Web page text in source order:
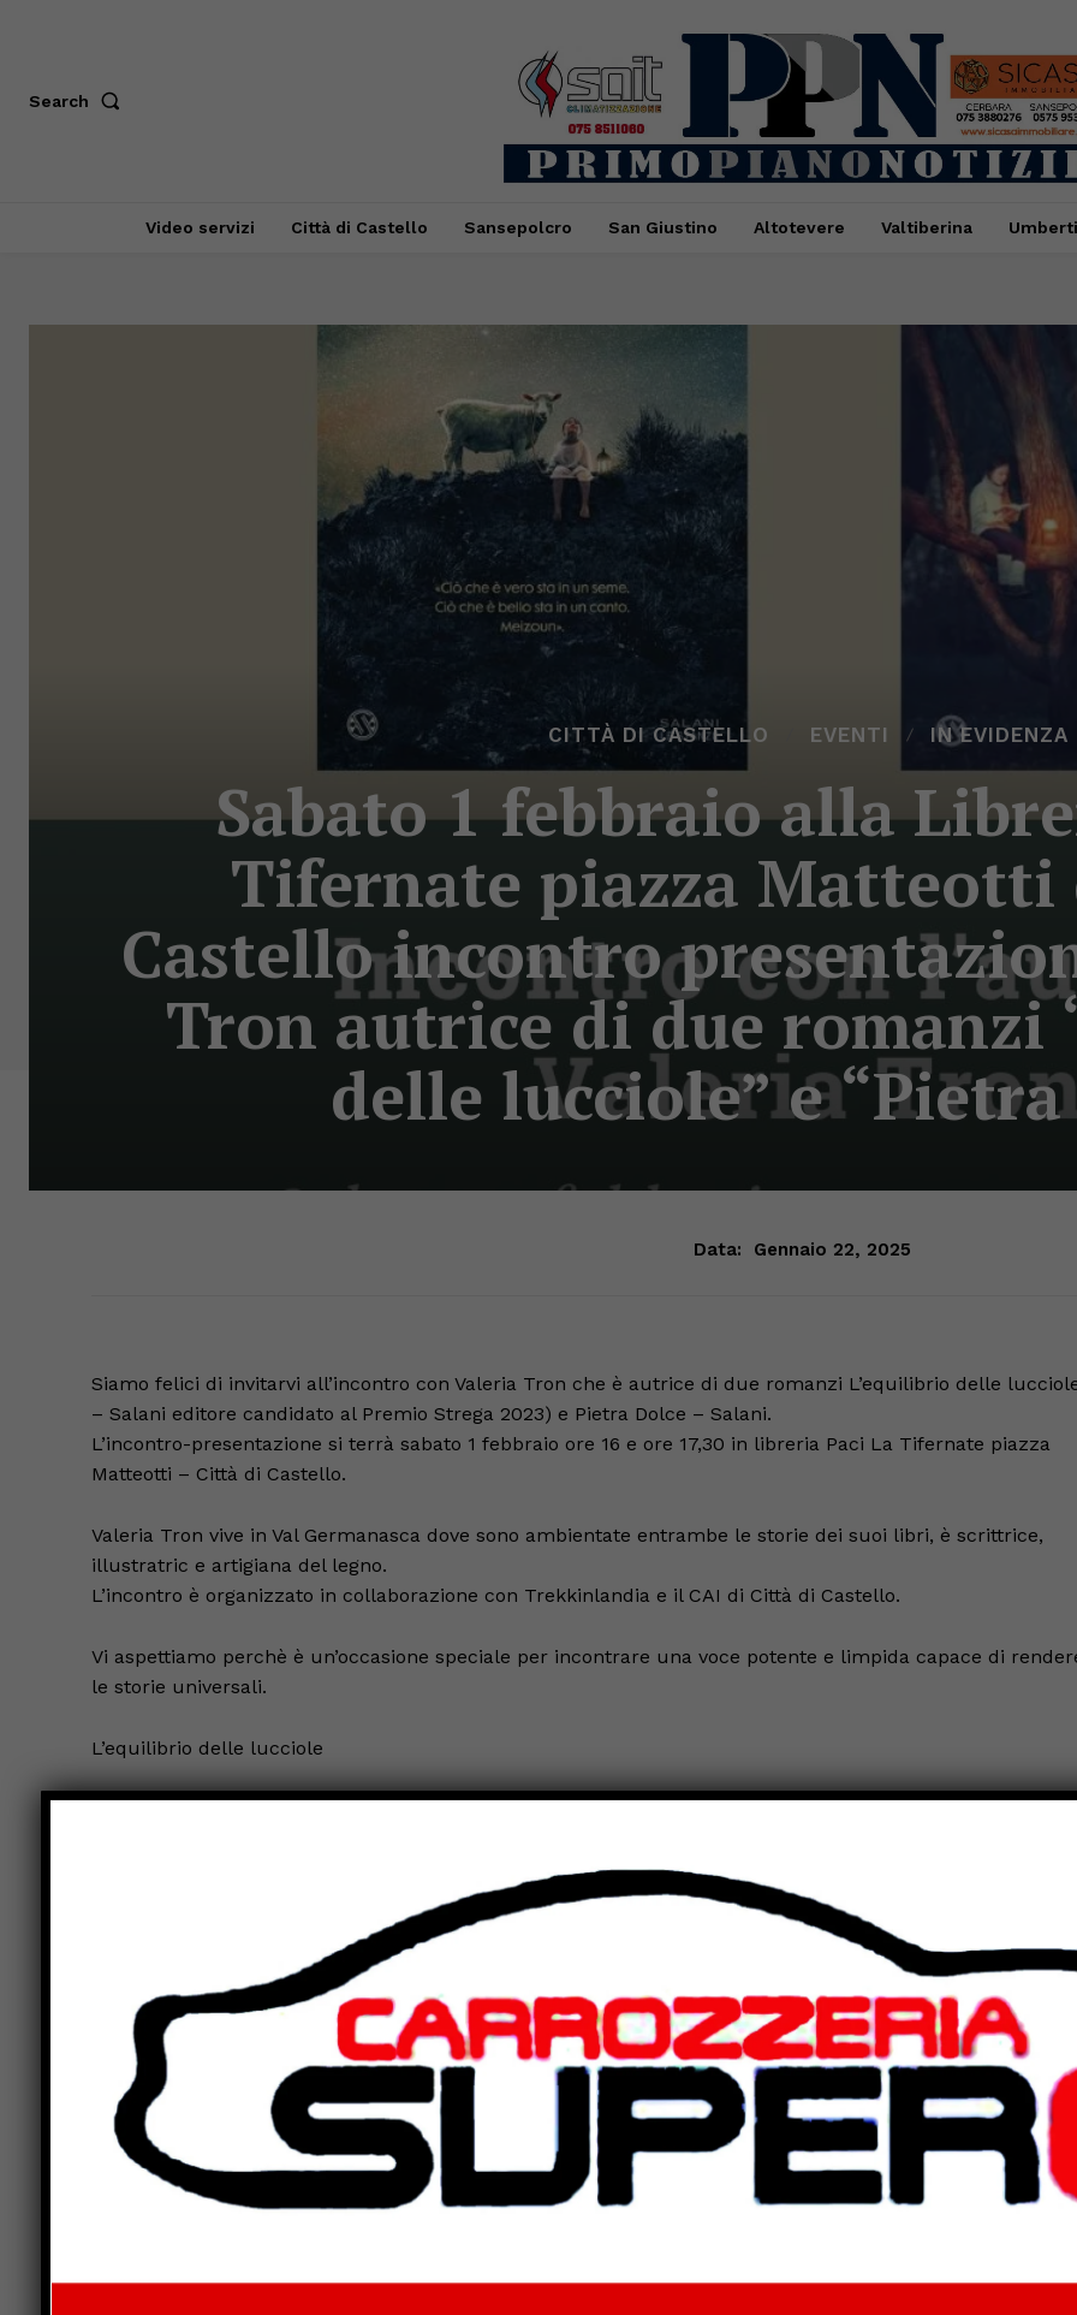
Search
Video servizi Città di Castello Sansepolcro San Giustino Altotevere Valtiberina
CITTÀ DI CASTELLO EVENTI IN EVIDENZA
Sabato 1 febbraio alla
Tifernate piazza
Castello incontro
Tron autrice di due romanzi
delle lucciole” e “Pietra
Data: Gennaio 22, 2025
Siamo felici di invitarvi all’incontro con Valeria Tron che è autrice di due romanzi L’equilibrio delle
– Salani editore candidato al Premio Strega 2023) e Pietra Dolce – Salani.
L’incontro-presentazione si terrà sabato 1 febbraio ore 16 e ore 17,30 in libreria Paci La Tifernate piazza
Matteotti – Città di Castello.
Valeria Tron vive in Val Germanasca dove sono ambientate entrambe le storie dei suoi libri, è scrittrice,
illustratric e artigiana del legno.
L’incontro è organizzato in collaborazione con Trekkinlandia e il CAI di Città di Castello.
Vi aspettiamo perchè è un’occasione speciale per incontrare una voce potente e limpida capace di
le storie universali.
L’equilibrio delle lucciole
Germanasca: una terra resistente dove si parla una lingua antica e poetica. È lì per rifugiarsi nel respiro
lungo della sua infanzia, negli odori familiari di bosco e legna che arde, dipanare le matasse dei giorni e
ricucirsi alla sua terra: «fare la muta al cuore», come scrive nelle lettere al figlio. Ad aspettarla c’è Nanà,
ultima custode di casa, novant’anni portati con tenacia. Levì, l’altro anziano che ancora vive lassù, è stato
ricoverato in clinica dopo una brutta caduta. Isolate dal mondo per quattordici giorni, nel solo spazio di
quel piccolo orizzonte, le due donne si prendono cura l’una dell’altra. Mentre Adelaide si adopera per
essere utile a Nanà e riportare a casa Levì, l’anziana si confida senza riserva, permettendole di entrare
nelle case vuote da tempo, e consegnandole la chiave di una stanza intima e segreta che trabocca di
scatole, libri ricuciti, contenitori e valigie, in cui la donna ha stipato i ricordi di molte vite, tra uomini, fiori,
alberi e animali, acqua e tempo.
Pietra Dolce